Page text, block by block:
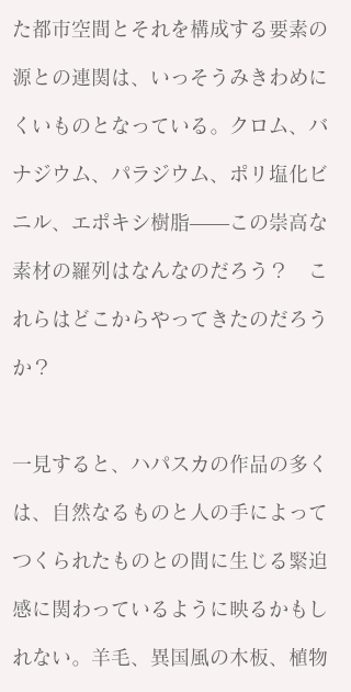
た都市空間とそれを構成する要素の
源との連関は、いっそうみきわめに
くいものとなっている。クロム、バ
ナジウム、パラジウム、ポリ塩化ビ
ニル、エポキシ樹脂——この崇高な
素材の羅列はなんなのだろう？ こ
れらはどこからやってきたのだろう
か？
一見すると、ハパスカの作品の多く
は、自然なるものと人の手によって
つくられたものとの間に生じる緊迫
感に関わっているように映るかもし
れない。羊毛、異国風の木板、植物